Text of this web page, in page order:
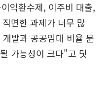
익환수제, 이주비 대출,
면한 과제가 너무 많
발과 공공임대 비율 문
가능성이 크다"고 덧